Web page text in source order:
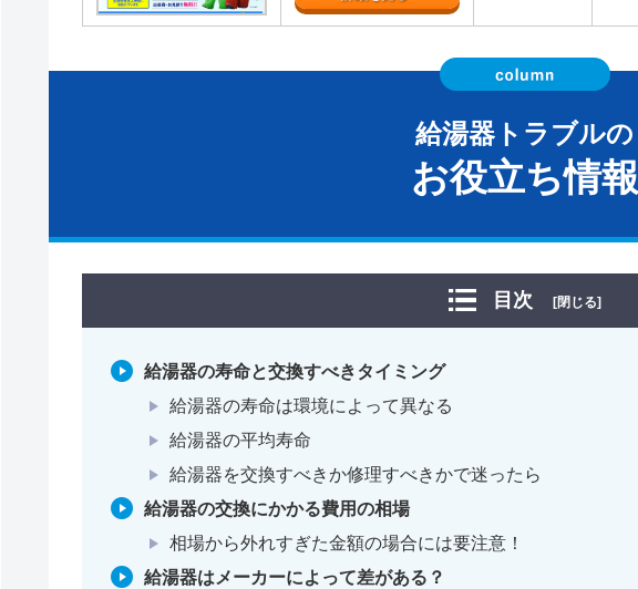
給湯器トラブルの
お役立ち情報
目次 [閉じる]
給湯器の寿命と交換すべきタイミング
給湯器の寿命は環境によって異なる
給湯器の平均寿命
給湯器を交換すべきか修理すべきかで迷ったら
給湯器の交換にかかる費用の相場
相場から外れすぎた金額の場合には要注意！
給湯器はメーカーによって差がある？